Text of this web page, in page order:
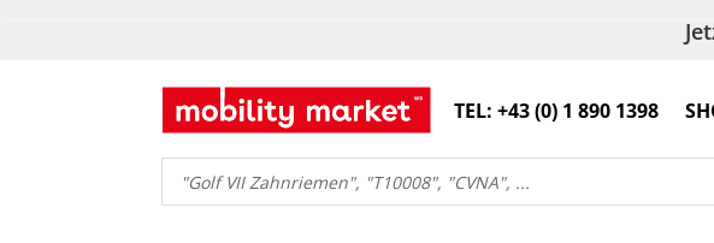
TEL: +43 (0) 1 890 1398
Products
search